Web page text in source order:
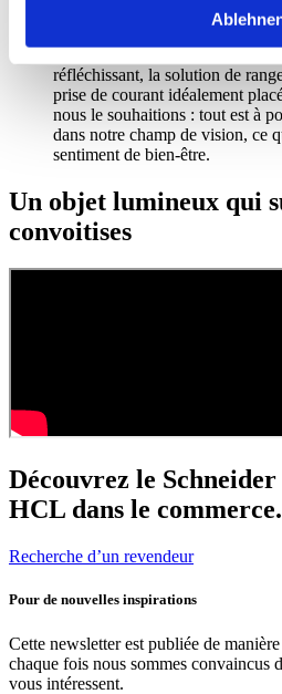
via l’application Schneider,
réfléchissant, la solution de
prise de courant idéalement
nous le souhaitions : tout est à
dans notre champ de vision, ce
sentiment de bien-être.
Un objet lumineux qui
convoitises
Découvrez le
HCL dans le commerce.
Recherche d’un revendeur
Pour de nouvelles inspirations
Cette newsletter est publiée de
chaque fois nous sommes convaincus
vous intéressent.